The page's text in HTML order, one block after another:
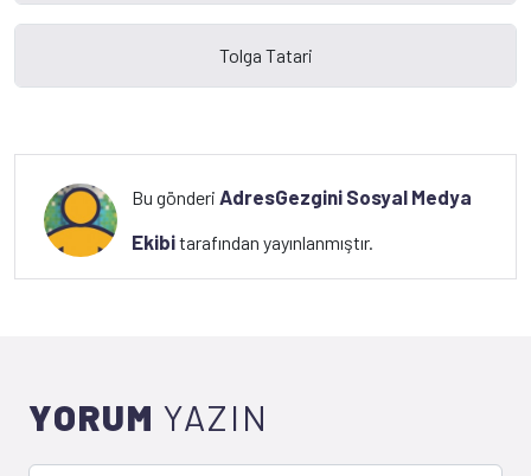
Bu gönderiAdresGezgini Sosyal Medya
Ekibitarafından yayınlanmıştır.
YORUM YAZIN